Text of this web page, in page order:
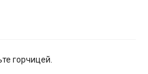
горчицей.